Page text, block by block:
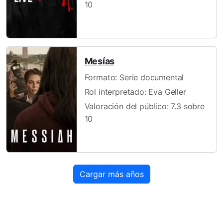
10
Mesías
Formato: Serie documental
Rol interpretado: Eva Geller
Valoración del público: 7.3 sobre
10
Cargar más años